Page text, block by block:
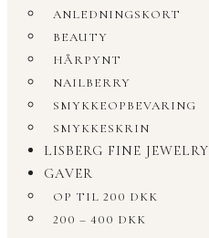
ANLEDNINGSKORT
BEAUTY
HÅRPYNT
NAILBERRY
SMYKKEOPBEVARING
SMYKKESKRIN
LISBERG FINE JEWELRY
GAVER
OP TIL 200 DKK
200 – 400 DKK